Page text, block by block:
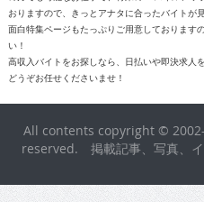
面白特集ページもたっぷりご用意しております
い！
どうぞお任せくださいませ！
All contents copyright ©
reserved. 掲載記事、写真、